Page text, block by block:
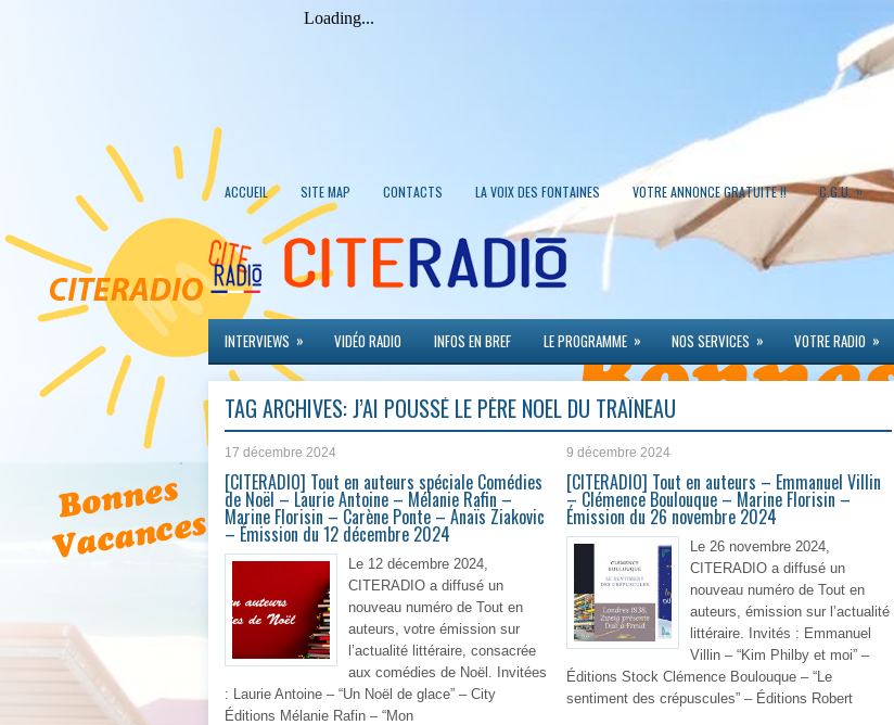
ACCUEIL SITE MAP CONTACTS LA VOIX DES FONTAINES VOTRE ANNONCE GRATUITE !! C.G.U. »
INTERVIEWS » VIDÉO RADIO INFOS EN BREF LE PROGRAMME » NOS SERVICES » VOTRE RADIO »
TAG ARCHIVES:J’AI POUSSÉ LE PÈRE NOËL DU TRAÎNEAU
17 décembre 2024
[CITERADIO] Tout en auteurs spéciale Comédies
de Noël – Laurie Antoine – Mélanie Rafin –
Marine Florisin – Carène Ponte – Anaïs Ziakovic
– Émission du 12 décembre 2024
Le 12 décembre 2024,
CITERADIO a diffusé un
nouveau numéro de Tout en
auteurs, votre émission sur
l’actualité littéraire, consacrée
aux comédies de Noël. Invitées
: Laurie Antoine – “Un Noël de glace” – City
Éditions Mélanie Rafin – “Mon
9 décembre 2024
[CITERADIO] Tout en auteurs – Emmanuel Villin
– Clémence Boulouque – Marine Florisin –
Émission du 26 novembre 2024
Le 26 novembre 2024,
CITERADIO a diffusé un
nouveau numéro de Tout en
auteurs, émission sur l’actualité
littéraire. Invités : Emmanuel
Villin – “Kim Philby et moi” –
Éditions Stock Clémence Boulouque – “Le
sentiment des crépuscules” – Éditions Robert